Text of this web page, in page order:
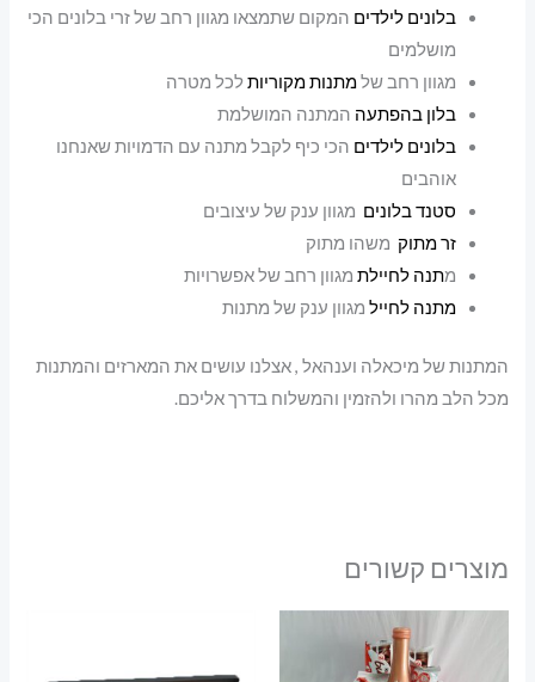
בלונים לילדים המקום שתמצאו מגוון רחב של זרי בלונים הכי
מושלמים
מגוון רחב שלמתנות מקוריותלכל מטרה
בלון בהפתעה המתנה המושלמת
בלונים לילדים הכי כיף לקבל מתנה עם הדמויות שאנחנו
אוהבים
סטנד בלונים מגוון ענק של עיצובים
זר מתוק משהו מתוק
מתנה לחיילת מגוון רחב של אפשרויות
מתנה לחייל מגוון ענק של מתנות
המתנות של מיכאלה וענהאל , אצלנו עושים את המארזים והמתנות
מכל הלב מהרו ולהזמין והמשלוח בדרך אליכם.
מוצרים קשורים